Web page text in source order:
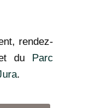
rendez-
du Parc
.